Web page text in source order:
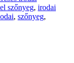
szőnyeg, irodai
, szőnyeg,